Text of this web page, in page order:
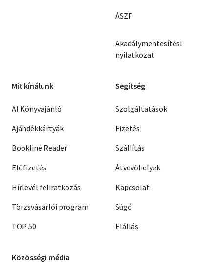
ÁSZF
Akadálymentesítési
nyilatkozat
Mit kínálunk
AI Könyvajánló
Ajándékkártyák
Bookline Reader
Előfizetés
Hírlevél feliratkozás
Törzsvásárlói program
TOP 50
Segítség
Szolgáltatások
Fizetés
Szállítás
Átvevőhelyek
Kapcsolat
Súgó
Elállás
Közösségi média